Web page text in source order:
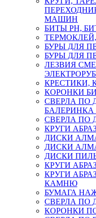
МАШИН
БИТЫ PH,
БУРЫ ДЛЯ
БУРЫ ДЛЯ
ЛЕЗВИЯ
КРЕСТИКИ,
КОРОНКИ
СВЕРЛА ПО
БАЛЕРИНКА
СВЕРЛА ПО
КРУГИ
ДИСКИ
ДИСКИ
ДИСКИ
КРУГИ
КРУГИ
КАМНЮ
БУМАГА
СВЕРЛА ПО
КОРОНКИ